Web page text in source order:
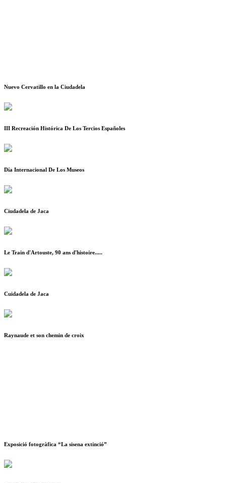
Nuevo Cervatillo en la Ciudadela
III Recreación Histórica De Los Tercios Españoles
Día Internacional De Los Museos
Ciudadela de Jaca
Le Train d'Artouste, 90 ans d'histoire.....
Cuidadela de Jaca
Raynaude et son chemin de croix
Exposició fotogràfica “La sisena extinció”